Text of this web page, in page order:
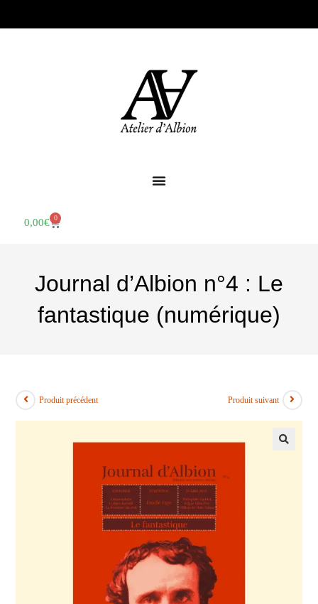
0,00€ 0
Journal d’Albion n°4 : Le
fantastique (numérique)
Produit précédent Produit suivant